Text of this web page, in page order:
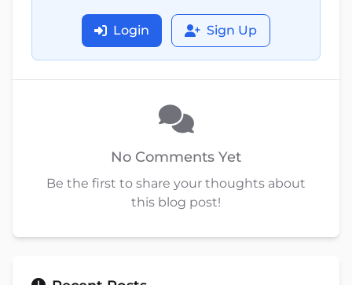
Login Sign Up
No Comments Yet
Be the first to share your thoughts about
this blog post!